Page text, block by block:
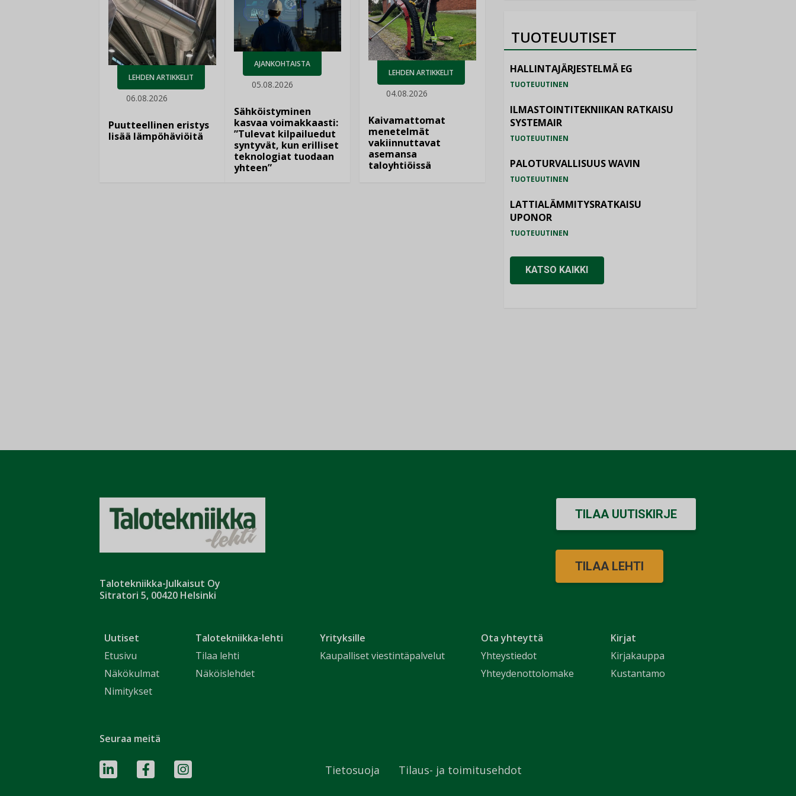
LEHDEN ARTIKKELIT
06.08.2026
Puutteellinen eristys
lisää lämpöhäviöitä
AJANKOHTAISTA
05.08.2026
Sähköistyminen
kasvaa voimakkaasti:
”Tulevat kilpailuedut
syntyvät, kun erilliset
teknologiat tuodaan
yhteen”
LEHDEN ARTIKKELIT
04.08.2026
Kaivamattomat
menetelmät
vakiinnuttavat
asemansa
taloyhtiöissä
TUOTEUUTISET
HALLINTAJÄRJESTELMÄ EG
TUOTEUUTINEN
ILMASTOINTITEKNIIKAN RATKAISU
SYSTEMAIR
TUOTEUUTINEN
PALOTURVALLISUUS WAVIN
TUOTEUUTINEN
LATTIALÄMMITYSRATKAISU
UPONOR
TUOTEUUTINEN
KATSO KAIKKI
Talotekniikka-Julkaisut Oy
Sitratori 5, 00420 Helsinki
Uutiset
Etusivu
Näkökulmat
Nimitykset
Talotekniikka-lehti
Tilaa lehti
Näköislehdet
Yrityksille
Kaupalliset viestintäpalvelut
Ota yhteyttä
Yhteystiedot
Yhteydenottolomake
Kirjat
Kirjakauppa
Kustantamo
TILAA UUTISKIRJE
TILAA LEHTI
Seuraa meitä
Tietosuoja Tilaus- ja toimitusehdot